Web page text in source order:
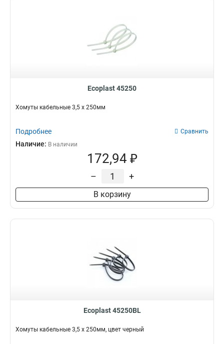
Ecoplast 45250
Хомуты кабельные 3,5 х 250мм
Подробнее Сравнить
Наличие: В наличии
172,94 ₽
– +
В корзину
Ecoplast 45250BL
Хомуты кабельные 3,5 х 250мм, цвет черный